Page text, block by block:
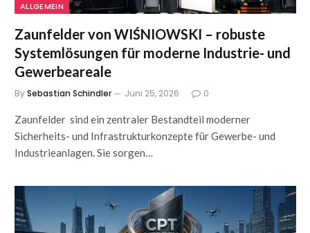
ALLGEMEIN
Zaunfelder von WIŚNIOWSKI – robuste
Systemlösungen für moderne Industrie- und
Gewerbeareale
BySebastian Schindler Juni 25, 2026 0
Zaunfelder sind ein zentraler Bestandteil moderner
Sicherheits- und Infrastrukturkonzepte für Gewerbe- und
Industrieanlagen. Sie sorgen…